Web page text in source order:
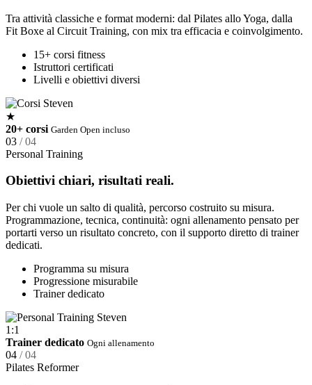
Tra attività classiche e format moderni: dal Pilates allo Yoga, dalla
Fit Boxe al Circuit Training, con mix tra efficacia e coinvolgimento.
15+ corsi fitness
Istruttori certificati
Livelli e obiettivi diversi
★
20+ corsi Garden Open incluso
03 / 04
Personal Training
Obiettivi chiari, risultati reali.
Per chi vuole un salto di qualità, percorso costruito su misura.
Programmazione, tecnica, continuità: ogni allenamento pensato per
portarti verso un risultato concreto, con il supporto diretto di trainer
dedicati.
Programma su misura
Progressione misurabile
Trainer dedicato
1:1
Trainer dedicato Ogni allenamento
04 / 04
Pilates Reformer